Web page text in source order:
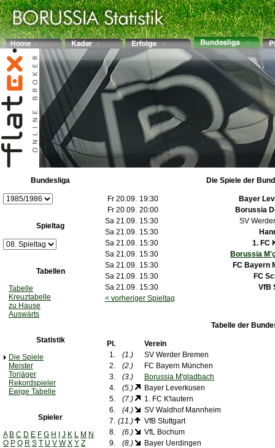
Bundesliga
Spieltag
Tabellen
Tabelle
Kreuztabelle
zu Hause
Auswärts
Statistik
Die Spiele
Meister
Torjäger
Rekordspieler
Ewige Tabelle
Spieler
A B C D E F G H J K L M N
O P Q R S T U V W X Y Z
Die Spiele der
Fr 20.09. 19:30
Bayer
Fr 20.09. 20:00
Borussia
Sa 21.09. 15:30
SV
Sa 21.09. 15:30
Sa 21.09. 15:30
1. FC
Sa 21.09. 15:30
Borussia
Sa 21.09. 15:30
FC Bayern
Sa 21.09. 15:30
FC
Sa 21.09. 15:30
VfB
< vorheriger Spieltag
Tabelle der
Pl.
Verein
1.
(1.)
SV Werder Bremen
2.
(2.)
FC Bayern München
3.
(3.)
Borussia M'gladbach
4.
(5.)
Bayer Leverkusen
5.
(7.)
1. FC K'lautern
6.
(4.)
SV Waldhof Mannheim
7. (11.)
VfB Stuttgart
8.
(6.)
VfL Bochum
9.
(8.)
Bayer Uerdingen